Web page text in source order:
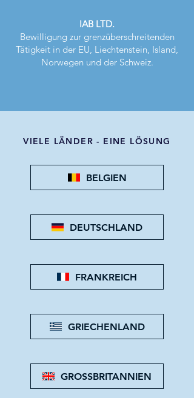
IAB LTD.
Bewilligung zur grenzüberschreitenden
Tätigkeit in der EU, Liechtenstein, Island,
Norwegen und der Schweiz.
VIELE LÄNDER - EINE LÖSUNG
BELGIEN
DEUTSCHLAND
FRANKREICH
GRIECHENLAND
GROSSBRITANNIEN